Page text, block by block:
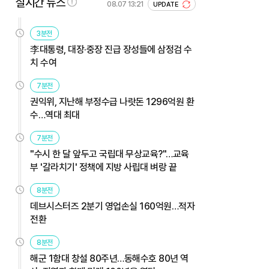
08.07 13:21 UPDATE
3분전
李대통령, 대장·중장 진급 장성들에 삼정검 수
치 수여
7분전
권익위, 지난해 부정수급 나랏돈 1296억원 환
수…역대 최대
7분전
"수시 한 달 앞두고 국립대 무상교육?"…교육
부 '갈라치기' 정책에 지방 사립대 벼랑 끝
8분전
데브시스터즈 2분기 영업손실 160억원…적자
전환
8분전
해군 1함대 창설 80주년…동해수호 80년 역